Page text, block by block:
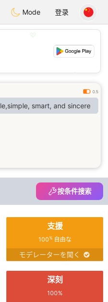
ChatMode 登录
💕
0.5
smart, and sincere
按条件搜索
支援
100%自由な
モデレーターを聞く
深刻
100%